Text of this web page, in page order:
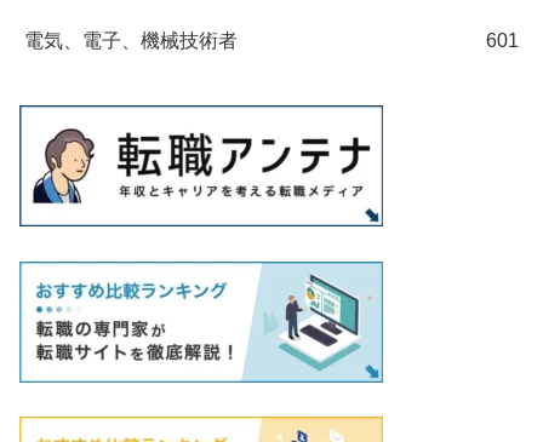
電気、電子、機械技術者 601